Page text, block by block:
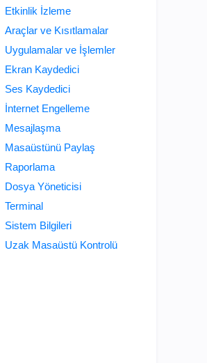
Etkinlik İzleme
Araçlar ve Kısıtlamalar
Uygulamalar ve İşlemler
Ekran Kaydedici
Ses Kaydedici
İnternet Engelleme
Mesajlaşma
Masaüstünü Paylaş
Raporlama
Dosya Yöneticisi
Terminal
Sistem Bilgileri
Uzak Masaüstü Kontrolü